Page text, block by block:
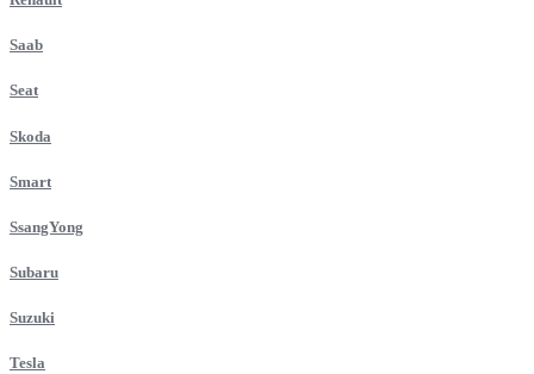
Saab
Seat
Skoda
Smart
SsangYong
Subaru
Suzuki
Tesla